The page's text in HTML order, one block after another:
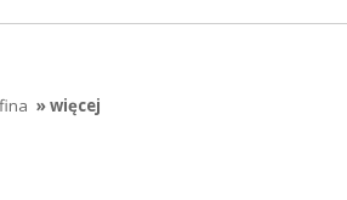
» więcej